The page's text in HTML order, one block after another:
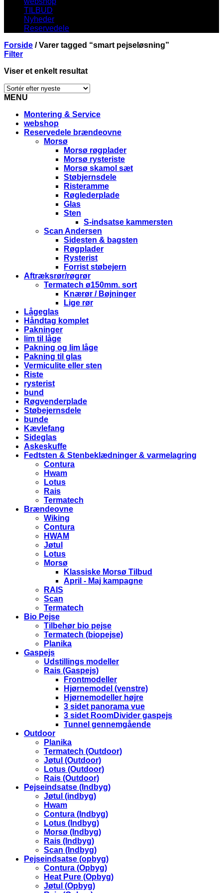
TILBUD
Nyheder
Reservedele
Forside /Varer tagged “smart pejseløsning”
Filter
Viser et enkelt resultat
MENU
Montering & Service
webshop
Reservedele brændeovne
Morsø
Morsø røgplader
Morsø rysteriste
Morsø skamol sæt
Støbjernsdele
Risteramme
Røglederplade
Glas
Sten
S-indsatse kammersten
Scan Andersen
Sidesten & bagsten
Røgplader
Rysterist
Forrist støbejern
Aftræksrør/røgrør
Termatech ø150mm. sort
Knærør / Bøjninger
Lige rør
Lågeglas
Håndtag komplet
Pakninger
lim til låge
Pakning og lim låge
Pakning til glas
Vermiculite eller sten
Riste
rysterist
bund
Røgvenderplade
Støbejernsdele
bunde
Kævlefang
Sideglas
Askeskuffe
Fedtsten & Stenbeklædninger & varmelagring
Contura
Hwam
Lotus
Rais
Termatech
Brændeovne
Wiking
Contura
HWAM
Jøtul
Lotus
Morsø
Klassiske Morsø Tilbud
April - Maj kampagne
RAIS
Scan
Termatech
Bio Pejse
Tilbehør bio pejse
Termatech (biopejse)
Planika
Gaspejs
Udstillings modeller
Rais (Gaspejs)
Frontmodeller
Hjørnemodel (venstre)
Hjørnemodeller højre
3 sidet panorama vue
3 sidet RoomDivider gaspejs
Tunnel gennemgående
Outdoor
Planika
Termatech (Outdoor)
Jøtul (Outdoor)
Lotus (Outdoor)
Rais (Outdoor)
Pejseindsatse (Indbyg)
Jøtul (indbyg)
Hwam
Contura (Indbyg)
Lotus (Indbyg)
Morsø (Indbyg)
Rais (Indbyg)
Scan (Indbyg)
Pejseindsatse (opbyg)
Contura (Opbyg)
Heat Pure (Opbyg)
Jøtul (Opbyg)